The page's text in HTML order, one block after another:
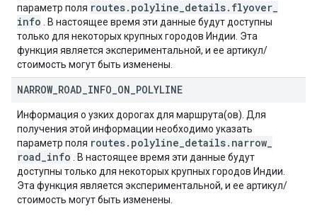
параметр поля routes. polyline details. flyover
info . В настоящее время эти данные будут доступны
только для некоторых крупных городов Индии. Эта
функция является экспериментальной, и ее артикул/
стоимость могут быть изменены.
NARROW_ ROAD INFO ON POLYLINE
Информация о узких дорогах для маршрута(ов). Для
получения этой информации необходимо указать
параметр поля routes. polyline details. narrow
road info . В настоящее время эти данные будут
доступны только для некоторых крупных городов Индии.
Эта функция является экспериментальной, и ее артикул/
стоимость могут быть изменены.